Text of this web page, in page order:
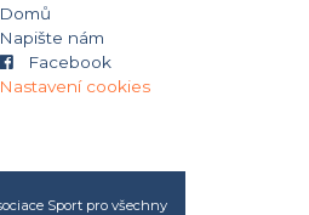
Domů
Napište nám
Facebook
Nastavení cookies
Sport pro všechny